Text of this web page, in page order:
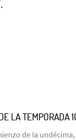
LA TEMPORADA
de la